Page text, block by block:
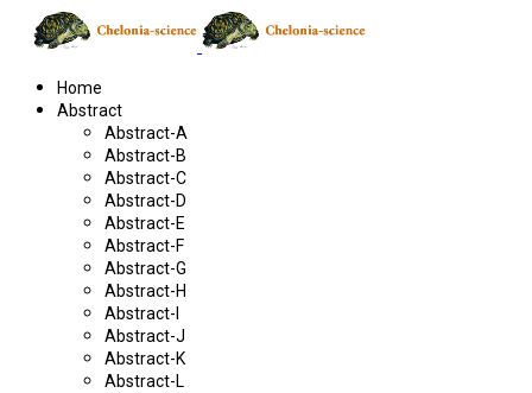
Home
Abstract
Abstract-A
Abstract-B
Abstract-C
Abstract-D
Abstract-E
Abstract-F
Abstract-G
Abstract-H
Abstract-I
Abstract-J
Abstract-K
Abstract-L